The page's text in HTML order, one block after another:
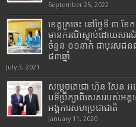
September 25, 2022
ខេត្តក្រចេះ នៅថ្ងៃទី ៣ ខែក
មានករណីស្លាប់ដោយសារ
ចំនួន ០១នាក់ ជាបុរសជនជ
៨៣ឆ្នាំ
July 3, 2021
សម្តេចតេជោ ហ៊ុន សែន អ
បទីប្រឹក្សាពិសេសរបស់អគ្គ
អង្គការសហប្រជាជាតិ
January 11, 2020